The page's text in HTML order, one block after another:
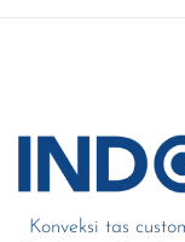
Konveksi tas